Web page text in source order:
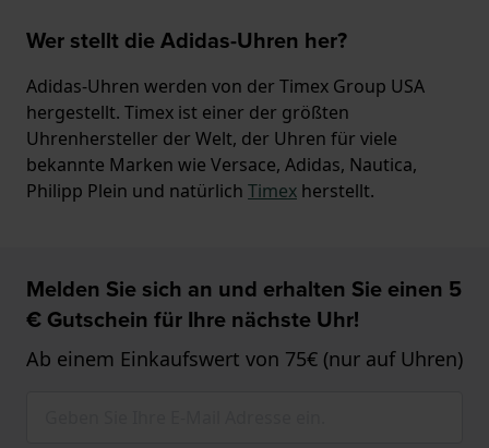
Wer stellt die Adidas-Uhren her?
Adidas-Uhren werden von der Timex Group USA
hergestellt. Timex ist einer der größten
Uhrenhersteller der Welt, der Uhren für viele
bekannte Marken wie Versace, Adidas, Nautica,
Philipp Plein und natürlich Timex herstellt.
Melden Sie sich an und erhalten Sie einen 5
€ Gutschein für Ihre nächste Uhr!
Ab einem Einkaufswert von 75€ (nur auf Uhren)